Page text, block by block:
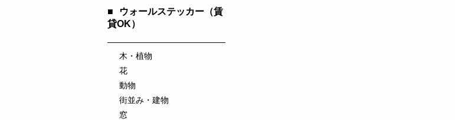
■
ウォールステッカー（賃
貸OK）
木・植物
花
動物
街並み・建物
窓